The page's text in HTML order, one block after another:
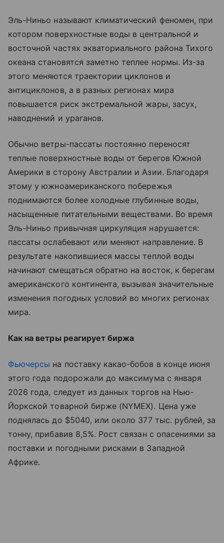
Эль-Ниньо называют климатический феномен, при
котором поверхностные воды в центральной и
восточной частях экваториального района Тихого
океана становятся заметно теплее нормы. Из-за
этого меняются траектории циклонов и
антициклонов, а в разных регионах мира
повышается риск экстремальной жары, засух,
наводнений и ураганов.
Обычно ветры-пассаты постоянно переносят
теплые поверхностные воды от берегов Южной
Америки в сторону Австралии и Азии. Благодаря
этому у южноамериканского побережья
поднимаются более холодные глубинные воды,
насыщенные питательными веществами. Во время
Эль-Ниньо привычная циркуляция нарушается:
пассаты ослабевают или меняют направление. В
результате накопившиеся массы теплой воды
начинают смещаться обратно на восток, к берегам
американского континента, вызывая значительные
изменения погодных условий во многих регионах
мира.
Как на ветры реагирует биржа
Фьючерсы на поставку какао-бобов в конце июня
этого года подорожали до максимума с января
2026 года, следует из данных торгов на Нью-
Йоркской товарной бирже (NYMEX). Цена уже
поднялась до $5040, или около 377 тыс. рублей, за
тонну, прибавив 8,5%. Рост связан с опасениями за
поставки и погодными рисками в Западной
Африке.